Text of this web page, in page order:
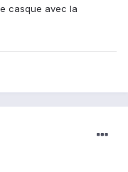
casque avec la